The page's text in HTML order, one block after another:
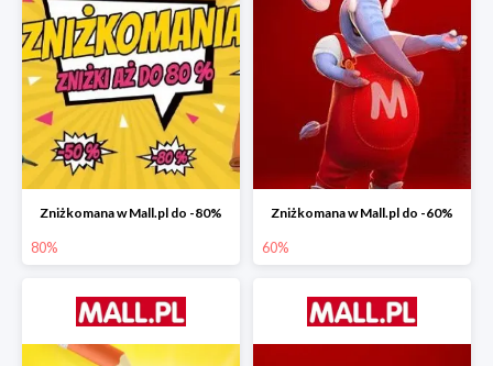
Zniżkomana w Mall.pl do -80%
80%
Zniżkomana w Mall.pl do -60%
60%